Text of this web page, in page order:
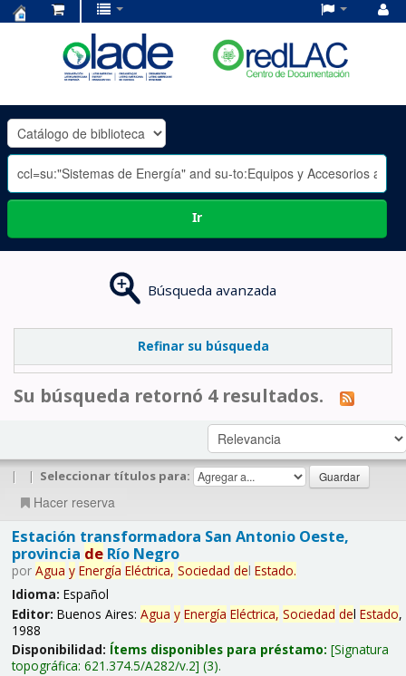
OLADE
-
Ir
Búsqueda avanzada
Refinar su búsqueda
Su búsqueda retornó 4 resultados.
| | Seleccionar títulos para:
Hacer reserva
Estación transformadora San Antonio Oeste,
provincia deRío Negro
por Agua y Energía Eléctrica, Sociedad del Estado.
Idioma: Español
Editor: Buenos Aires: Agua y Energía Eléctrica, Sociedad del Estado,
1988
Disponibilidad: Ítems disponibles para préstamo: Signatura
topográfica: 621.374.5/A282/v.2 (3).